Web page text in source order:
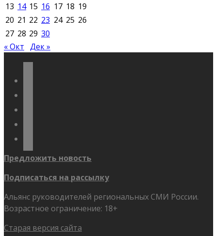
13 14 15 16 17 18 19
20 21 22 23 24 25 26
27 28 29 30
« Окт Дек »
Предложить новость
Подписаться на рассылку
Альянс руководителей региональных СМИ России.
Возрастное ограничение: 18+
Старая версия сайта